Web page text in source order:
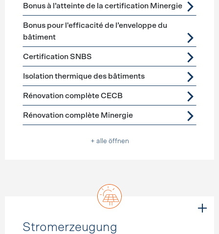
Bonus à l’atteinte de la certification Minergie
Bonus pour l'efficacité de l’enveloppe du
bâtiment
Certification SNBS
Isolation thermique des bâtiments
Rénovation complète CECB
Rénovation complète Minergie
+ alle öffnen
Stromerzeugung